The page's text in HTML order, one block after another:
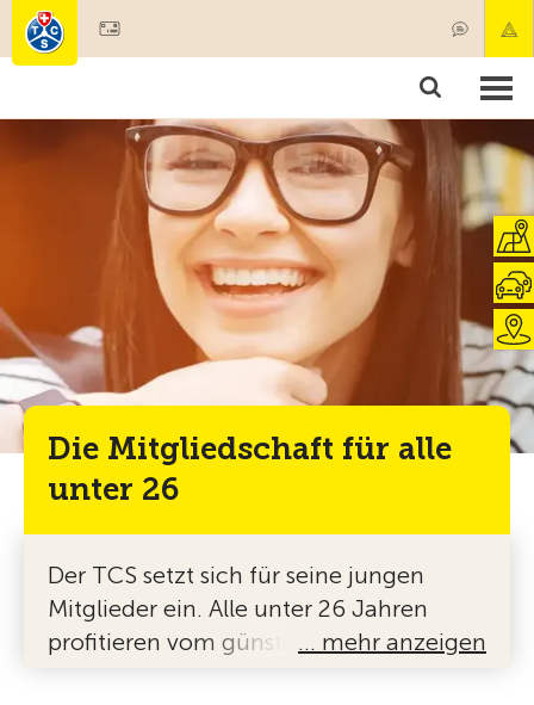
Mitgliedschaft & Leistungen
Test, Sicherheit & Gesundheit
Die Mitgliedschaft für alle
unter 26
Der TCS setzt sich für seine jungen
Mitglieder ein. Alle unter 26 Jahren
profitieren vom günstigen Jugendtarif
… mehr anzeigen